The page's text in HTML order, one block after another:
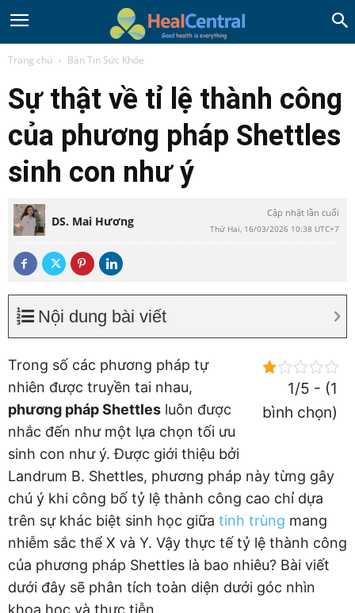
Trang chủ Bản Tin Sức Khỏe
Sự thật về tỉ lệ thành công
của phương pháp Shettles
sinh con như ý
DS. Mai Hương
Cập nhật lần cuối
Thứ Hai, 16/03/2026 10:38 UTC+7
Nội dung bài viết
1/5 - (1
bình chọn)
Trong số các phương pháp tự
nhiên được truyền tai nhau,
phương pháp Shettles luôn được
nhắc đến như một lựa chọn tối ưu
sinh con như ý. Được giới thiệu bởi
Landrum B. Shettles, phương pháp này từng gây
chú ý khi công bố tỷ lệ thành công cao chỉ dựa
trên sự khác biệt sinh học giữa tinh trùng mang
nhiễm sắc thể X và Y. Vậy thực tế tỷ lệ thành công
của phương pháp Shettles là bao nhiêu? Bài viết
dưới đây sẽ phân tích toàn diện dưới góc nhìn
khoa học và thực tiễn.